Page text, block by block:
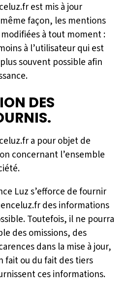
est mis à jour
façon, les mentions
à tout moment :
à l’utilisateur qui est
souvent possible afin
DES
a pour objet de
concernant l’ensemble
Luz s’efforce de fournir
des informations
Toutefois, il ne pourra
des omissions, des
dans la mise à jour,
fait ou du fait des tiers
ces informations.